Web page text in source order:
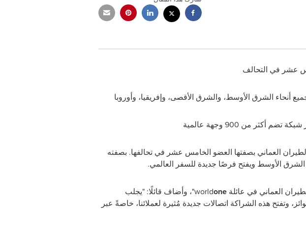
عشر في التحالف
أنحاء الشرق الأوسط، والشرق الأقصى، وإفريقيا، وأوروبا
تضم أكثر من 900 وجهة عالمية
العماني بصفتها العضو الخامس عشر في تحالفها. بصفته
الأوسط ويفتح فرصًا جديدة للسفر العالمي.
العماني في عائلةone
world"، وأضاف قائلًا: "يجلب
وتفتح هذه الشراكة اتصالات جديدة مُثيرة لعملائنا، خاصةً عبر